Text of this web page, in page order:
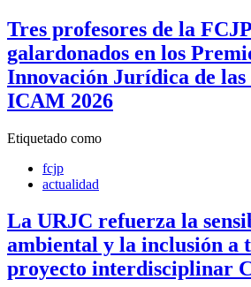
Tres profesores de la
galardonados en los
Innovación Jurídica de las
ICAM 2026
Etiquetado como
fcjp
actualidad
La URJC refuerza la
ambiental y la inclusión a
proyecto interdisciplinar